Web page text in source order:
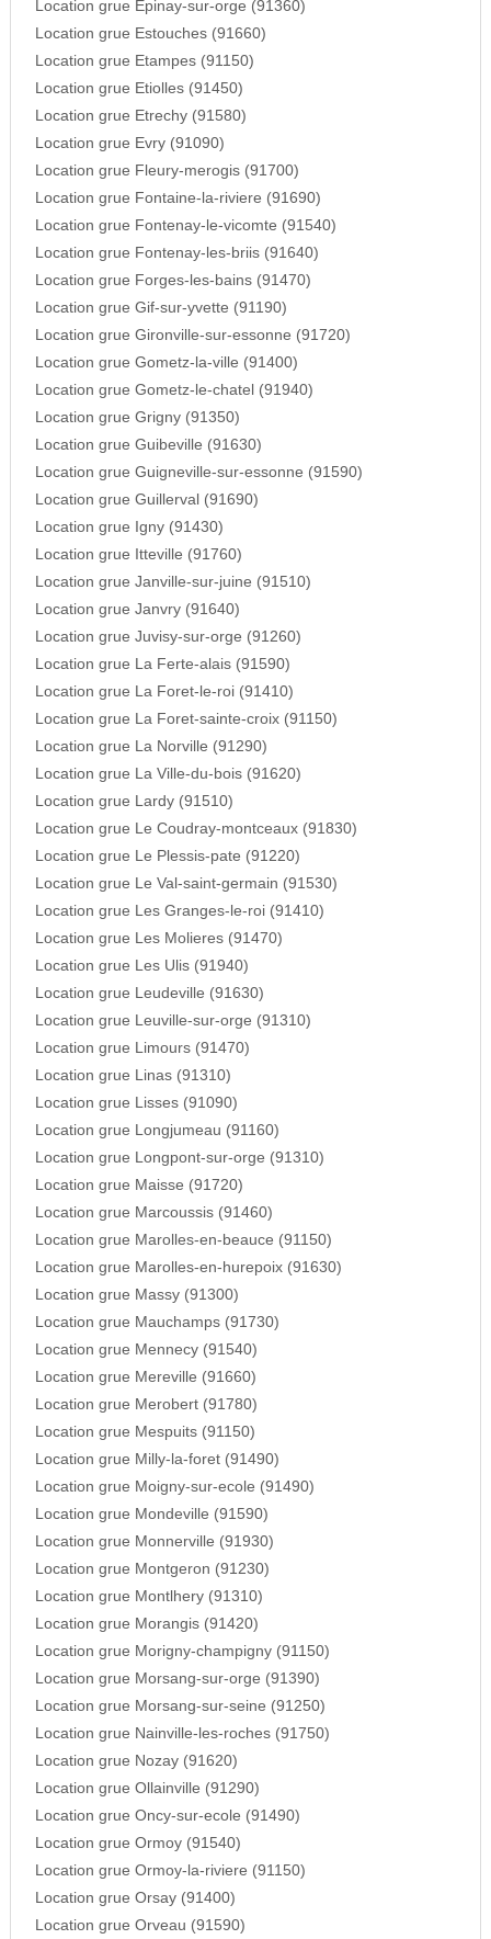
Location grue Epinay-sur-orge (91360)
Location grue Estouches (91660)
Location grue Etampes (91150)
Location grue Etiolles (91450)
Location grue Etrechy (91580)
Location grue Evry (91090)
Location grue Fleury-merogis (91700)
Location grue Fontaine-la-riviere (91690)
Location grue Fontenay-le-vicomte (91540)
Location grue Fontenay-les-briis (91640)
Location grue Forges-les-bains (91470)
Location grue Gif-sur-yvette (91190)
Location grue Gironville-sur-essonne (91720)
Location grue Gometz-la-ville (91400)
Location grue Gometz-le-chatel (91940)
Location grue Grigny (91350)
Location grue Guibeville (91630)
Location grue Guigneville-sur-essonne (91590)
Location grue Guillerval (91690)
Location grue Igny (91430)
Location grue Itteville (91760)
Location grue Janville-sur-juine (91510)
Location grue Janvry (91640)
Location grue Juvisy-sur-orge (91260)
Location grue La Ferte-alais (91590)
Location grue La Foret-le-roi (91410)
Location grue La Foret-sainte-croix (91150)
Location grue La Norville (91290)
Location grue La Ville-du-bois (91620)
Location grue Lardy (91510)
Location grue Le Coudray-montceaux (91830)
Location grue Le Plessis-pate (91220)
Location grue Le Val-saint-germain (91530)
Location grue Les Granges-le-roi (91410)
Location grue Les Molieres (91470)
Location grue Les Ulis (91940)
Location grue Leudeville (91630)
Location grue Leuville-sur-orge (91310)
Location grue Limours (91470)
Location grue Linas (91310)
Location grue Lisses (91090)
Location grue Longjumeau (91160)
Location grue Longpont-sur-orge (91310)
Location grue Maisse (91720)
Location grue Marcoussis (91460)
Location grue Marolles-en-beauce (91150)
Location grue Marolles-en-hurepoix (91630)
Location grue Massy (91300)
Location grue Mauchamps (91730)
Location grue Mennecy (91540)
Location grue Mereville (91660)
Location grue Merobert (91780)
Location grue Mespuits (91150)
Location grue Milly-la-foret (91490)
Location grue Moigny-sur-ecole (91490)
Location grue Mondeville (91590)
Location grue Monnerville (91930)
Location grue Montgeron (91230)
Location grue Montlhery (91310)
Location grue Morangis (91420)
Location grue Morigny-champigny (91150)
Location grue Morsang-sur-orge (91390)
Location grue Morsang-sur-seine (91250)
Location grue Nainville-les-roches (91750)
Location grue Nozay (91620)
Location grue Ollainville (91290)
Location grue Oncy-sur-ecole (91490)
Location grue Ormoy (91540)
Location grue Ormoy-la-riviere (91150)
Location grue Orsay (91400)
Location grue Orveau (91590)